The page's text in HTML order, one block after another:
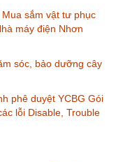
sắm vật tư phục
máy điện Nhơn
sóc, bảo dưỡng cây
phê duyệt YCBG Gói
lỗi Disable, Trouble